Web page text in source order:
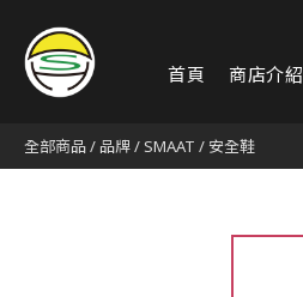
首頁 商店介紹
全部商品/ 品牌/SMAAT / 安全鞋